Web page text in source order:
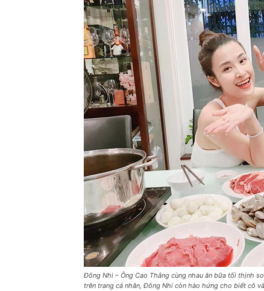
Đông Nhi – Ông Cao Thắng cùng nhau ăn bữa tối thịnh
trên trang cá nhân, Đông Nhi còn hào hứng cho biết cô